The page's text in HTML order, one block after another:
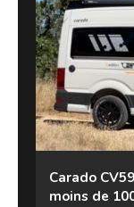
Carado
moins de